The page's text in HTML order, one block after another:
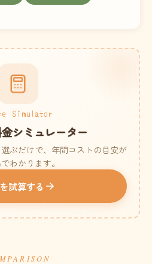
Simulator
シミュレーター
ぶだけで、年間コストの目安が
わかります。
試算する